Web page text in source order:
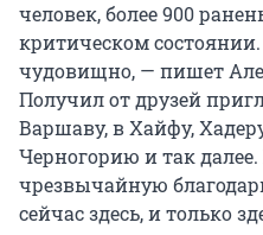
человек, более 900
критическом
чудовищно, — пишет
Получил от друзей
Варшаву, в Хайфу,
Черногорию и так
чрезвычайную
сейчас здесь, и только